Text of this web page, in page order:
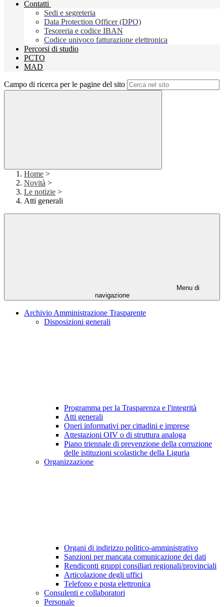
Contatti
Sedi e segreteria
Data Protection Officer (DPO)
Tesoreria e codice IBAN
Codice univoco fatturazione elettronica
Percorsi di studio
PCTO
MAD
Campo di ricerca per le pagine del sito
Home >
Novità >
Le notizie >
Atti generali
Menu di
navigazione
Archivio Amministrazione Trasparente
Disposizioni generali
Programma per la Trasparenza e l'integrità
Atti generali
Oneri informativi per cittadini e imprese
Attestazioni OIV o di struttura analoga
Piano triennale di prevenzione della corruzione
delle istituzioni scolastiche della Liguria
Organizzazione
Organi di indirizzo politico-amministrativo
Sanzioni per mancata comunicazione dei dati
Rendiconti gruppi consiliari regionali/provinciali
Articolazione degli uffici
Telefono e posta elettronica
Consulenti e collaboratori
Personale